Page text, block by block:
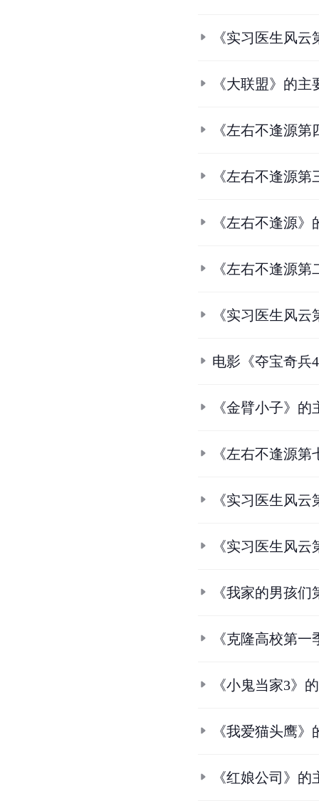
《实习医生风
《大联盟》的主
《左右不逢源
《左右不逢源
《左右不逢源
《左右不逢源
《实习医生风
电影《夺宝奇兵
《金臂小子》的
《左右不逢源
《实习医生风
《实习医生风
《我家的男孩
《克隆高校第
《小鬼当家3》
《我爱猫头鹰
《红娘公司》的